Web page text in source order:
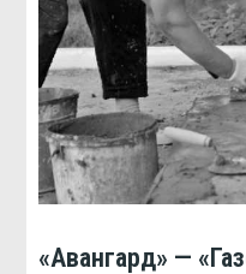
«Авангард» —